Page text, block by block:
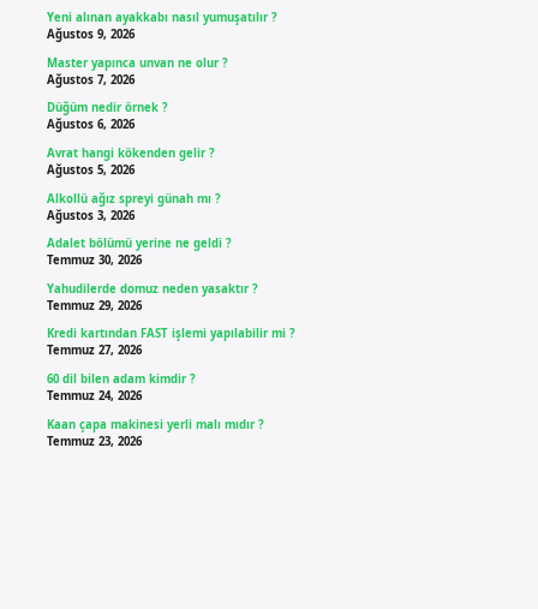
Yeni alınan ayakkabı nasıl yumuşatılır ?
Ağustos 9, 2026
Master yapınca unvan ne olur ?
Ağustos 7, 2026
Düğüm nedir örnek ?
Ağustos 6, 2026
Avrat hangi kökenden gelir ?
Ağustos 5, 2026
Alkollü ağız spreyi günah mı ?
Ağustos 3, 2026
Adalet bölümü yerine ne geldi ?
Temmuz 30, 2026
Yahudilerde domuz neden yasaktır ?
Temmuz 29, 2026
Kredi kartından FAST işlemi yapılabilir mi ?
Temmuz 27, 2026
60 dil bilen adam kimdir ?
Temmuz 24, 2026
Kaan çapa makinesi yerli malı mıdır ?
Temmuz 23, 2026